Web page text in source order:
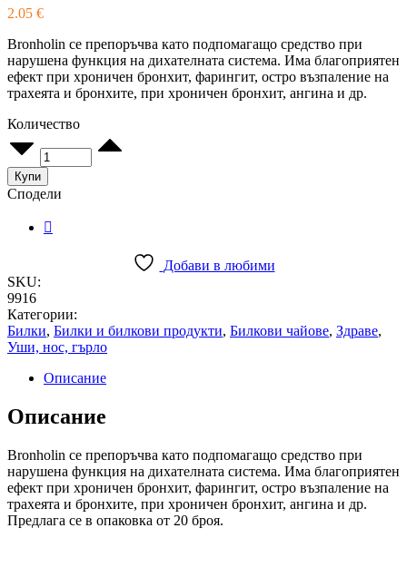
2.05 €
Bronholin се препоръчва като подпомагащо средство при
нарушена функция на дихателната система. Има благоприятен
ефект при хроничен бронхит, фарингит, остро възпаление на
трахеята и бронхите, при хроничен бронхит, ангина и др.
Количество
Билков
чай
Бронхолин
филтър
quantity
Купи
Сподели
Добави в любими
SKU:
9916
Категории:
Билки, Билки и билкови продукти, Билкови чайове, Здраве,
Уши, нос, гърло
Описание
Описание
Bronholin се препоръчва като подпомагащо средство при
нарушена функция на дихателната система. Има благоприятен
ефект при хроничен бронхит, фарингит, остро възпаление на
трахеята и бронхите, при хроничен бронхит, ангина и др.
Предлага се в опаковка от 20 броя.